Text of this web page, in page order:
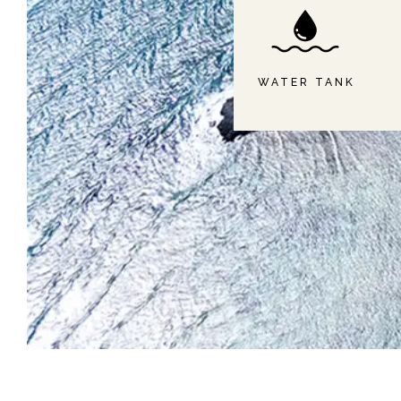
WATER TANK